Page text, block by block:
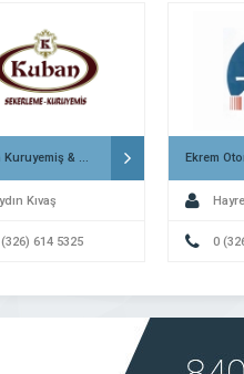
Kuban Kuruyemiş & Şekerleme İskenderun
Kıvaş
614 5325 Ferhat0